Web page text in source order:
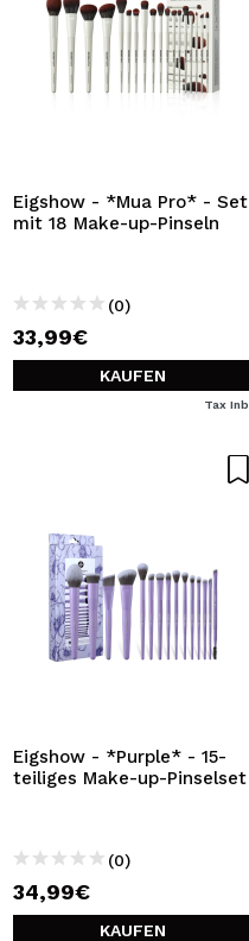
Eigshow - *Mua Pro* - Set
mit 18 Make-up-Pinseln
(0)
33,99€
KAUFEN
Tax Inb.
Eigshow - *Purple* - 15-
teiliges Make-up-Pinselset
(0)
34,99€
KAUFEN